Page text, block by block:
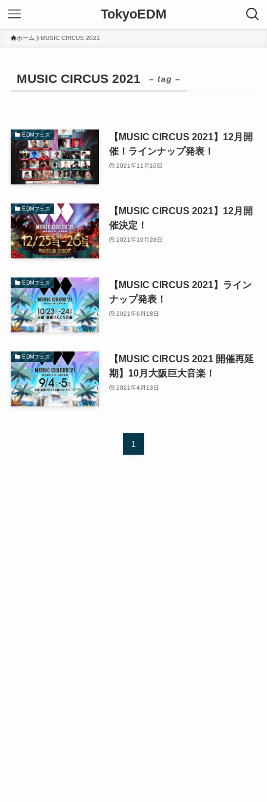
TokyoEDM
ホーム MUSIC CIRCUS 2021
MUSIC CIRCUS 2021 – tag –
EDMフェス
【MUSIC CIRCUS 2021】12月開
催！ラインナップ発表！
2021年11月10日
EDMフェス
【MUSIC CIRCUS 2021】12月開
催決定！
2021年10月28日
EDMフェス
【MUSIC CIRCUS 2021】ライン
ナップ発表！
2021年6月18日
EDMフェス
【MUSIC CIRCUS 2021 開催再延
期】10月大阪巨大音楽！
2021年4月13日
1